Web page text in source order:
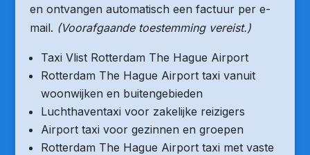
en ontvangen automatisch een factuur per e-
mail. (Voorafgaande toestemming vereist.)
Taxi Vlist Rotterdam The Hague Airport
Rotterdam The Hague Airport taxi vanuit
woonwijken en buitengebieden
Luchthaventaxi voor zakelijke reizigers
Airport taxi voor gezinnen en groepen
Rotterdam The Hague Airport taxi met vaste